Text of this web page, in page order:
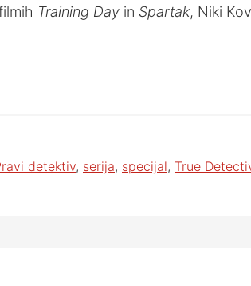
Training Day in Spartak, Niki
detektiv, serija, specijal, True